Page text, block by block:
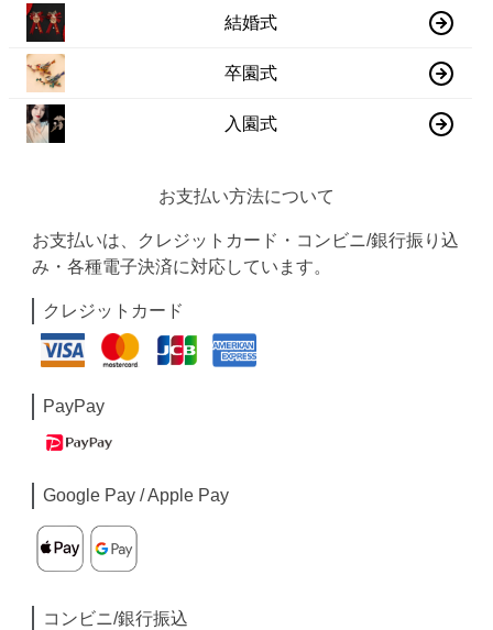
結婚式
卒園式
入園式
お支払い方法について
お支払いは、クレジットカード・コンビニ/銀行振り込
み・各種電子決済に対応しています。
クレジットカード
PayPay
Google Pay / Apple Pay
コンビニ/銀行振込